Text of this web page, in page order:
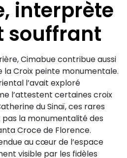
interprète
souffrant
Cimabue contribue aussi
Croix peinte monumentale.
l’avait exploré
l’attestent certaines croix
du Sinaï, ces rares
la monumentalité des
Croce de Florence.
au cœur de l’espace
visible par les fidèles